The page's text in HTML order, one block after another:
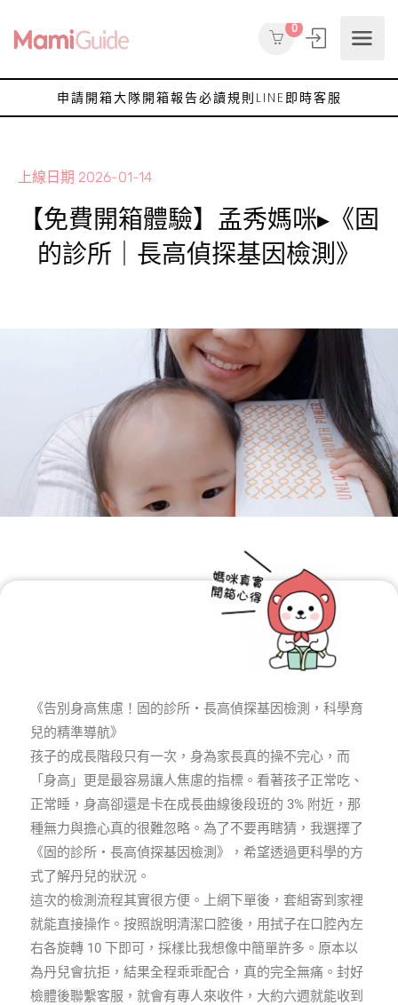
0
申請開箱大隊開箱報告必讀規則 LINE即時客服
上線日期 2026-01-14
【免費開箱體驗】孟秀媽咪▸《固
的診所｜長高偵探基因檢測》
《告別身高焦慮！固的診所・長高偵探基因檢測，科學育
兒的精準導航》
孩子的成長階段只有一次，身為家長真的操不完心，而
「身高」更是最容易讓人焦慮的指標。看著孩子正常吃、
正常睡，身高卻還是卡在成長曲線後段班的 3% 附近，那
種無力與擔心真的很難忽略。為了不要再瞎猜，我選擇了
《固的診所・長高偵探基因檢測》，希望透過更科學的方
式了解丹兒的狀況。
這次的檢測流程其實很方便。上網下單後，套組寄到家裡
就能直接操作。按照說明清潔口腔後，用拭子在口腔內左
右各旋轉 10 下即可，採樣比我想像中簡單許多。原本以
為丹兒會抗拒，結果全程乖乖配合，真的完全無痛。封好
檢體後聯繫客服，就會有專人來收件，大約六週就能收到